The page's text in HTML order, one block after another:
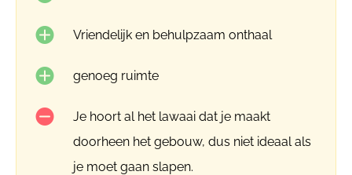
Vriendelijk en behulpzaam onthaal
genoeg ruimte
Je hoort al het lawaai dat je maakt
doorheen het gebouw, dus niet ideaal als
je moet gaan slapen.